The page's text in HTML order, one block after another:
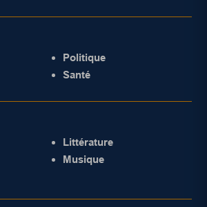
Politique
Santé
Littérature
Musique